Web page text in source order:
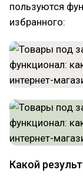
пользуются
избранного:
Какой